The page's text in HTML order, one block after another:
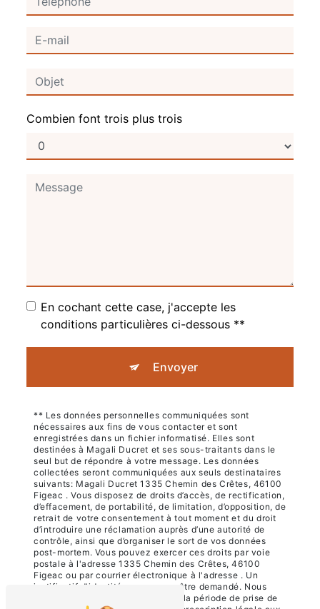
Combien font trois plus trois
En cochant cette case, j'accepte les
conditions particulières ci-dessous **
Envoyer
** Les données personnelles communiquées sont
nécessaires aux fins de vous contacter et sont
enregistrées dans un fichier informatisé. Elles sont
destinées à Magali Ducret et ses sous-traitants dans le
seul but de répondre à votre message. Les données
collectées seront communiquées aux seuls destinataires
suivants: Magali Ducret 1335 Chemin des Crêtes, 46100
Figeac . Vous disposez de droits d’accès, de rectification,
d’effacement, de portabilité, de limitation, d’opposition, de
retrait de votre consentement à tout moment et du droit
d’introduire une réclamation auprès d’une autorité de
contrôle, ainsi que d’organiser le sort de vos données
post-mortem. Vous pouvez exercer ces droits par voie
postale à l'adresse 1335 Chemin des Crêtes, 46100
Figeac ou par courrier électronique à l'adresse . Un
justificatif d'identité pourra vous être demandé. Nous
conservons vos données pendant la période de prise de